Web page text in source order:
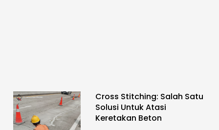
Cross Stitching: Salah Satu
Solusi Untuk Atasi
Keretakan Beton